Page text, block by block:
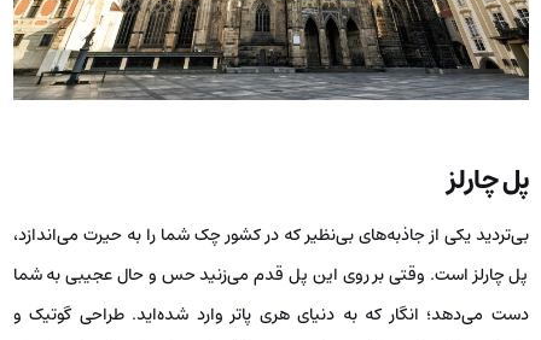
پل چارلز
بی‌تردید یکی از جاذبه‌های بی‌نظیر که در کشور چک شما را به حیرت می‌اندازد،
پل چارلز است. وقتی بر روی این پل قدم می‌زنید حس و حال عجیبی به شما
دست می‌دهد؛ انگار که به دنیای هری پاتر وارد شده‌اید. طراحی گوتیک و